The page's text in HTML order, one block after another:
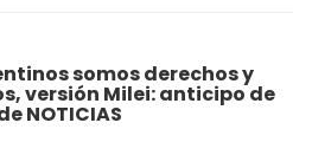
somos derechos y
versión Milei: anticipo de
NOTICIAS